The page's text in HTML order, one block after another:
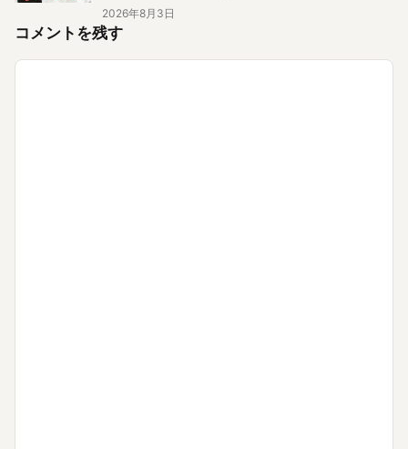
2026年8月3日
コメントを残す